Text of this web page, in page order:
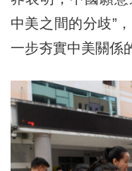
中美之間的分歧”
一步夯實中美關係